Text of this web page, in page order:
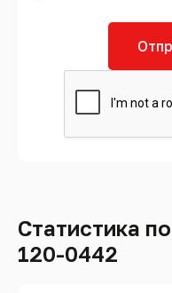
Статистика
120-0442